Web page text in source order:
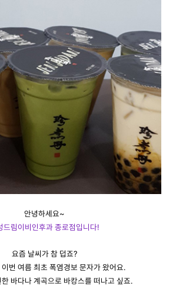
안녕하세요~
드림이비인후과 종로점입니다!
요즘 날씨가 참 덥죠?
번 여름 최초 폭염경보 문자가 왔어요.
바다나 계곡으로 바캉스를 떠나고 싶죠.